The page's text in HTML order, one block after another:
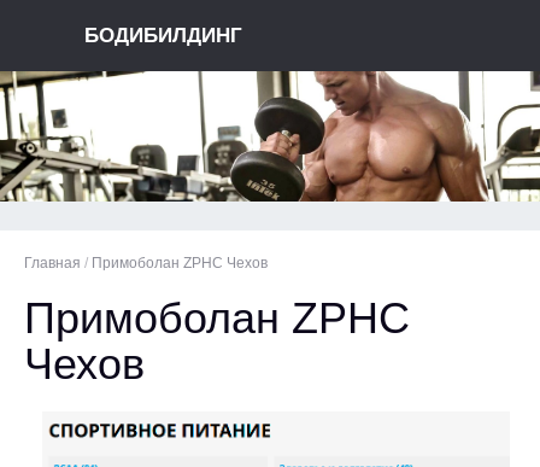
БОДИБИЛДИНГ
Главная / Примоболан ZPHC Чехов
Примоболан ZPHC
Чехов